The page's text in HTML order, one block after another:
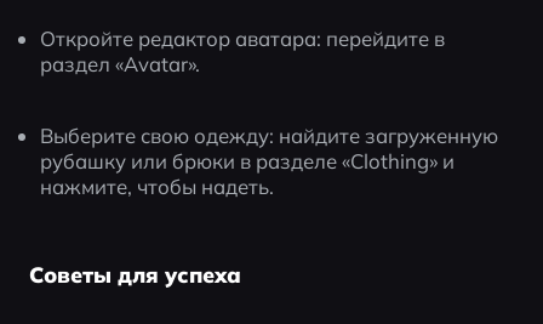
Откройте редактор аватара: перейдите в
раздел «Avatar».
Выберите свою одежду: найдите загруженную
рубашку или брюки в разделе «Clothing» и
нажмите, чтобы надеть.
Советы для успеха